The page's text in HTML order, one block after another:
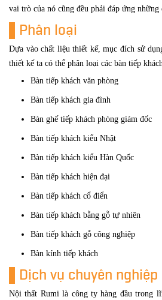
vai trò của nó cũng đều phải đáp ứng những
Phân loại
Dựa vào chất liệu thiết kế, mục đích sử
thiết kế ta có thể phân loại các bàn tiếp
Bàn tiếp khách văn phòng
Bàn tiếp khách gia đình
Bàn ghế tiếp khách phòng giám đốc
Bàn tiếp khách kiểu Nhật
Bàn tiếp khách kiểu Hàn Quốc
Bàn tiếp khách hiện đại
Bàn tiếp khách cổ điển
Bàn tiếp khách bằng gỗ tự nhiên
Bàn tiếp khách gỗ công nghiệp
Bàn kính tiếp khách
Dịch vụ chuyên nghiệp
Nội thất Rumi là công ty hàng đầu trong